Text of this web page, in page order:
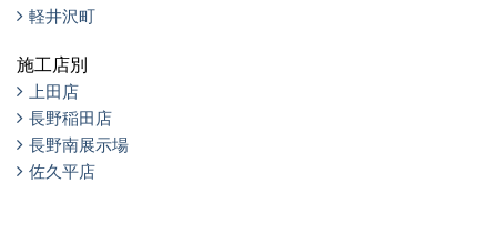
軽井沢町
施工店別
上田店
長野稲田店
長野南展示場
佐久平店